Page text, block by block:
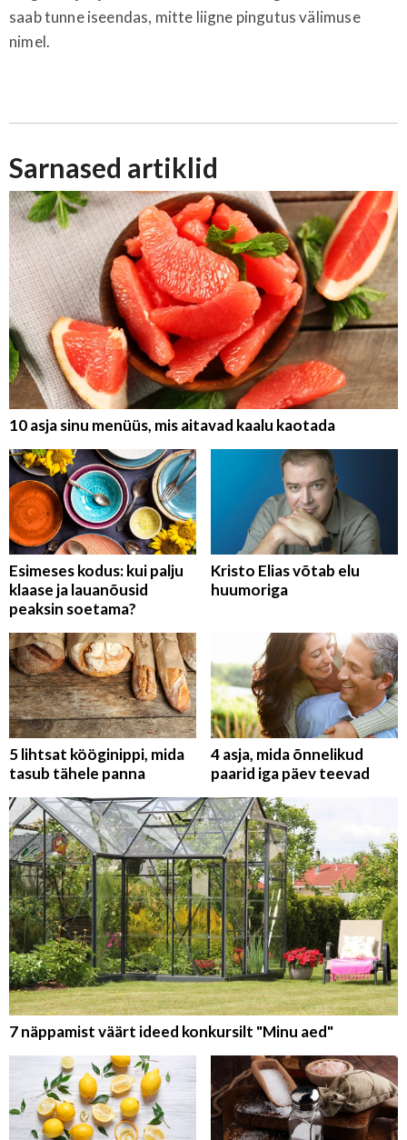
saab tunne iseendas, mitte liigne pingutus välimuse
nimel.
Sarnased artiklid
10 asja sinu menüüs, mis aitavad kaalu kaotada
Esimeses kodus: kui palju
klaase ja lauanõusid
peaksin soetama?
Kristo Elias võtab elu
huumoriga
5 lihtsat kööginippi, mida
tasub tähele panna
4 asja, mida õnnelikud
paarid iga päev teevad
7 näppamist väärt ideed konkursilt "Minu aed"